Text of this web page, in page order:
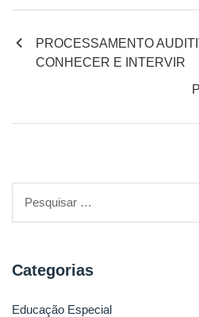
Navegação
PROCESSAMENTO
CONHECER E INTERVIR
por:
Categorias
Educação Especial